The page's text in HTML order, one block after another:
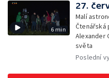
6 min
27.
Malí
Čtenářská
Alexander
světa
Poslední